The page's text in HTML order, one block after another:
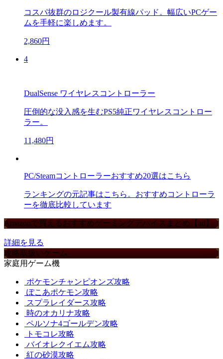
コスパ抜群のロジクール製有線パッド。幅広いPCゲー
ムを手軽に楽しめます。
2,860円
4
DualSense ワイヤレスコントローラー
圧倒的な没入感を生むPS5純正ワイヤレスコントロー
ラー。
11,480円
PC/Steamコントローラーおすすめ20選はこちら
ランキングの元記事はこちら。おすすめコントローラ
ーを徹底比較しています
Amazonで買えるおすすめゲーミングデバイスまとめ【ad】
詳細を見る
攻略取扱いゲーム
家庭用ゲーム機
ポケモンチャンピオンズ攻略
ぽこあポケモン攻略
スプラレイダース攻略
時のオカリナ攻略
ペルソナ4ゴールデン攻略
トモコレ攻略
バイオレクイエム攻略
紅の砂漠攻略